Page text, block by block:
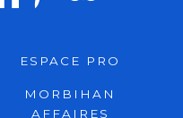
ESPACE PRO
MORBIHAN
AFFAIRES